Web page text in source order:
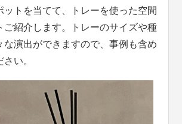
ットを当てて、トレーを使った空間
ご紹介します。トレーのサイズや種
な演出ができますので、事例も含め
い。